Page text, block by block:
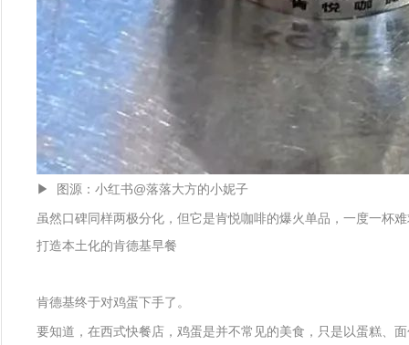
▶ 图源：小红书@落落大方的小妮子
虽然口碑同样两极分化，但它是肯悦咖啡的爆火单品，一度一杯
打造本土化的肯德基早餐
肯德基终于对鸡蛋下手了。
要知道，在西式快餐店，鸡蛋是并不常见的美食，只是以蛋糕、